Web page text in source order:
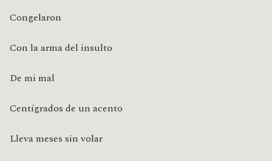
Congelaron
Con la arma del insulto
De mi mal
Centígrados de un acento
Lleva meses sin volar